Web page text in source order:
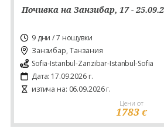
Почивка на Занзибар, 17 -
9 дни / 7 нощувки
Занзибар, Танзания
Sofia-Istanbul-Zanzibar-Istanbul-Sofia
Дата: 17.09.2026 г.
изтича на: 06.09.2026 г.
Цени от
1783 €